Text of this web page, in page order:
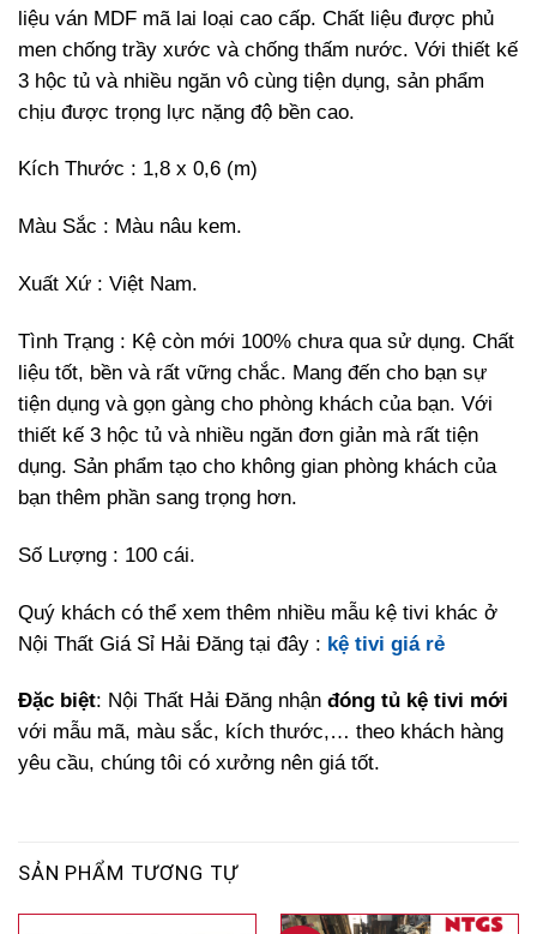
liệu ván MDF mã lai loại cao cấp. Chất liệu được phủ
men chống trầy xước và chống thấm nước. Với thiết kế
3 hộc tủ và nhiều ngăn vô cùng tiện dụng, sản phẩm
chịu được trọng lực nặng độ bền cao.
Kích Thước : 1,8 x 0,6 (m)
Màu Sắc : Màu nâu kem.
Xuất Xứ : Việt Nam.
Tình Trạng : Kệ còn mới 100% chưa qua sử dụng. Chất
liệu tốt, bền và rất vững chắc. Mang đến cho bạn sự
tiện dụng và gọn gàng cho phòng khách của bạn. Với
thiết kế 3 hộc tủ và nhiều ngăn đơn giản mà rất tiện
dụng. Sản phẩm tạo cho không gian phòng khách của
bạn thêm phần sang trọng hơn.
Số Lượng : 100 cái.
Quý khách có thể xem thêm nhiều mẫu kệ tivi khác ở
Nội Thất Giá Sỉ Hải Đăng tại đây : kệ tivi giá rẻ
Đặc biệt: Nội Thất Hải Đăng nhận đóng tủ kệ tivi mới
với mẫu mã, màu sắc, kích thước,… theo khách hàng
yêu cầu, chúng tôi có xưởng nên giá tốt.
SẢN PHẨM TƯƠNG TỰ